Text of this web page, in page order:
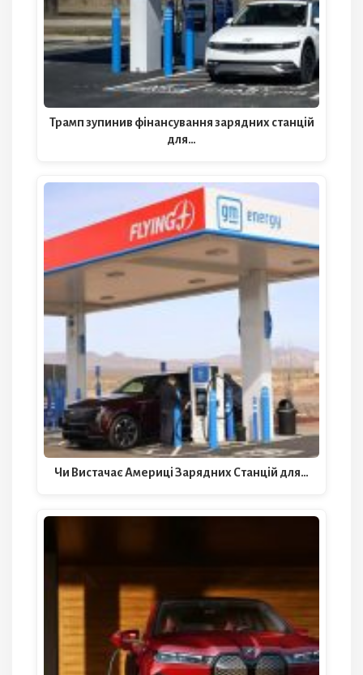
Трамп зупинив фінансування зарядних станцій
для…
Чи Вистачає Америці Зарядних Станцій для…